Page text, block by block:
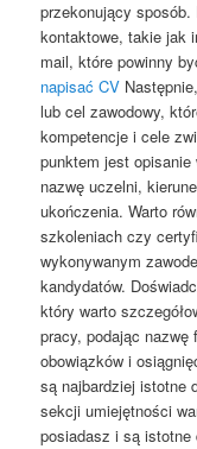
przekonujący
kontaktowe, takie jak
mail, które powinny
napisać CV
lub cel zawodowy,
kompetencje i cele
punktem jest
nazwę uczelni,
ukończenia. Warto
szkoleniach czy
wykonywanym
kandydatów.
który warto
pracy, podając nazwę
obowiązków i
są najbardziej istotne
sekcji umiejętności
posiadasz i są istotne